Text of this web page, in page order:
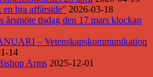
bra affärside” 2026-03-18
tisdag den 17 mars klockan
– Vetenskapskommunikation
14
Arms 2025-12-01